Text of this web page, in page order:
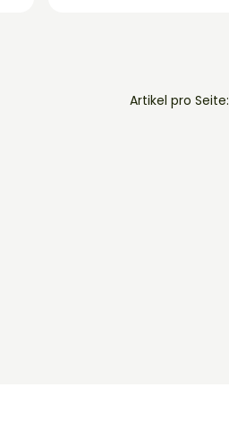
Artikel pro Seite: